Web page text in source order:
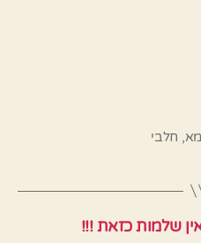
חלבי
שלמות כזאת !!!